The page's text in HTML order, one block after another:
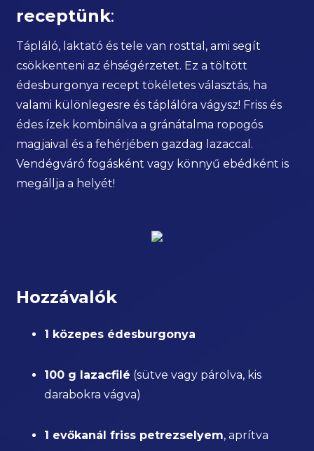
receptünk:
Tápláló, laktató és tele van rosttal, ami segít
csökkenteni az éhségérzetet. Ez a töltött
édesburgonya recept tökéletes választás, ha
valami különlegesre és táplálóra vágysz! Friss és
édes ízek kombinálva a gránátalma ropogós
magjaival és a fehérjében gazdag lazaccal.
Vendégváró fogásként vagy könnyű ebédként is
megállja a helyét!
Hozzávalók
1 közepes édesburgonya
100 g lazacfilé (sütve vagy párolva, kis
darabokra vágva)
1 evőkanál friss petrezselyem, aprítva